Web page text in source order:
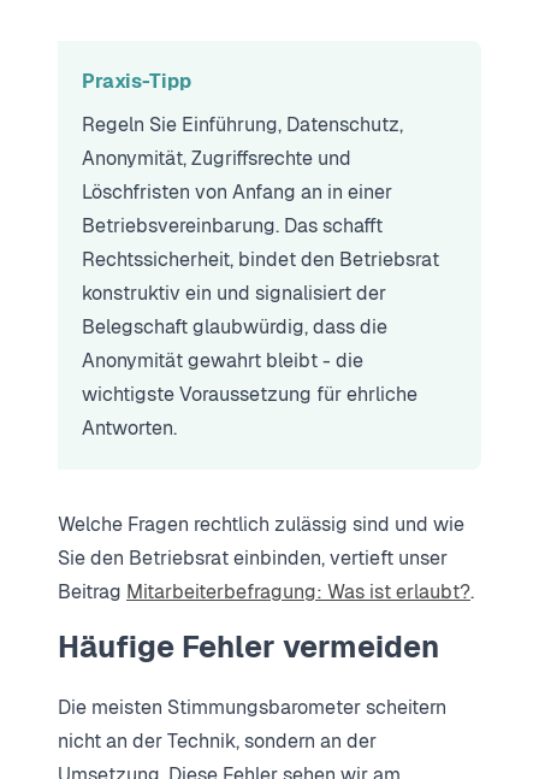
Praxis-Tipp
Regeln Sie Einführung, Datenschutz,
Anonymität, Zugriffsrechte und
Löschfristen von Anfang an in einer
Betriebsvereinbarung. Das schafft
Rechtssicherheit, bindet den Betriebsrat
konstruktiv ein und signalisiert der
Belegschaft glaubwürdig, dass die
Anonymität gewahrt bleibt - die
wichtigste Voraussetzung für ehrliche
Antworten.
Welche Fragen rechtlich zulässig sind und wie
Sie den Betriebsrat einbinden, vertieft unser
Beitrag Mitarbeiterbefragung: Was ist erlaubt?.
Häufige Fehler vermeiden
Die meisten Stimmungsbarometer scheitern
nicht an der Technik, sondern an der